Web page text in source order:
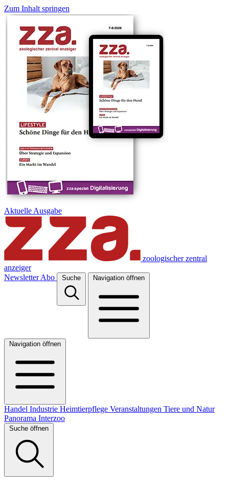
Zum Inhalt springen
Aktuelle Ausgabe
zoologischer zentral
anzeiger
Newsletter Abo Suche Navigation öffnen
Navigation öffnen
Handel Industrie Heimtierpflege Veranstaltungen Tiere und Natur
Panorama Interzoo
Suche öffnen